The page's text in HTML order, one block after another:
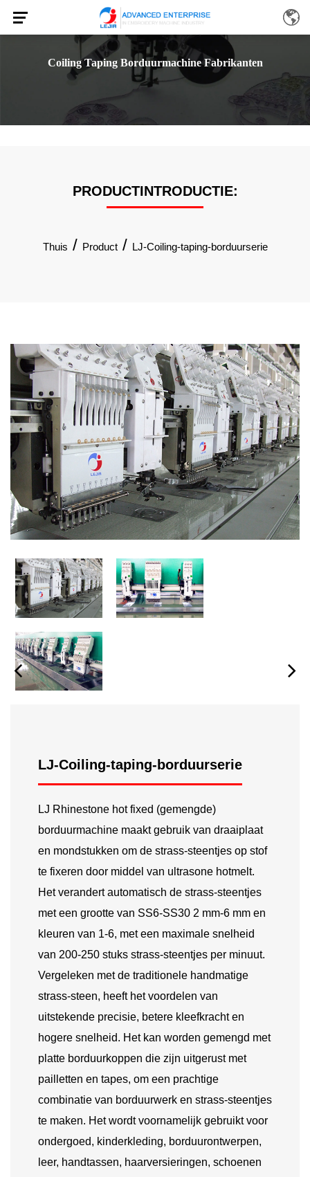
Coiling Taping Borduurmachine Fabrikanten
PRODUCTINTRODUCTIE:
Thuis / Product/ LJ-Coiling-taping-borduurserie
LJ-Coiling-taping-borduurserie
LJ Rhinestone hot fixed (gemengde)
borduurmachine maakt gebruik van draaiplaat
en mondstukken om de strass-steentjes op stof
te fixeren door middel van ultrasone hotmelt.
Het verandert automatisch de strass-steentjes
met een grootte van SS6-SS30 2 mm-6 mm en
kleuren van 1-6, met een maximale snelheid
van 200-250 stuks strass-steentjes per minuut.
Vergeleken met de traditionele handmatige
strass-steen, heeft het voordelen van
uitstekende precisie, betere kleefkracht en
hogere snelheid. Het kan worden gemengd met
platte borduurkoppen die zijn uitgerust met
pailletten en tapes, om een ​​prachtige
combinatie van borduurwerk en strass-steentjes
te maken. Het wordt voornamelijk gebruikt voor
ondergoed, kinderkleding, borduurontwerpen,
leer, handtassen, haarversieringen, schoenen